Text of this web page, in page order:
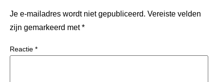
Je e-mailadres wordt niet gepubliceerd. Vereiste velden
zijn gemarkeerd met*
Reactie *